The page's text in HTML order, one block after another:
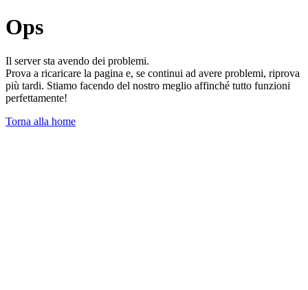
Ops
Il server sta avendo dei problemi.
Prova a ricaricare la pagina e, se continui ad avere problemi, riprova
più tardi. Stiamo facendo del nostro meglio affinché tutto funzioni
perfettamente!
Torna alla home